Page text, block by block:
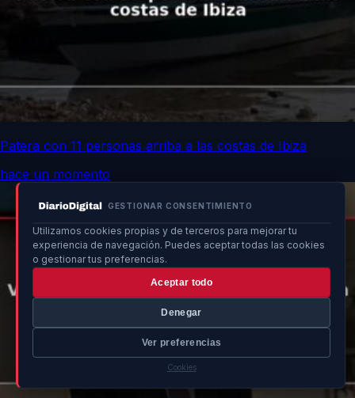
GESTIONAR CONSENTIMIENTO
Utilizamos cookies propias y de terceros para mejorar tu
experiencia de navegación. Puedes aceptar todas las cookies
o gestionar tus preferencias.
Aceptar todo
Denegar
Ver preferencias
Cookies
Patera con 11 personas arriba a las costas de Ibiza
hace un momento